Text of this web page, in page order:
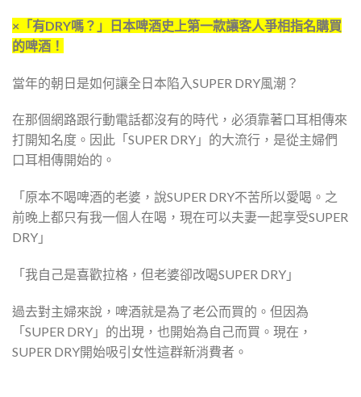
×「有DRY嗎？」日本啤酒史上第一款讓客人爭相指名購買
的啤酒！
當年的朝日是如何讓全日本陷入SUPER DRY風潮？
在那個網路跟行動電話都沒有的時代，必須靠著口耳相傳來
打開知名度。因此「SUPER DRY」的大流行，是從主婦們
口耳相傳開始的。
「原本不喝啤酒的老婆，說SUPER DRY不苦所以愛喝。之
前晚上都只有我一個人在喝，現在可以夫妻一起享受SUPER
DRY」
「我自己是喜歡拉格，但老婆卻改喝SUPER DRY」
過去對主婦來說，啤酒就是為了老公而買的。但因為
「SUPER DRY」的出現，也開始為自己而買。現在，
SUPER DRY開始吸引女性這群新消費者。